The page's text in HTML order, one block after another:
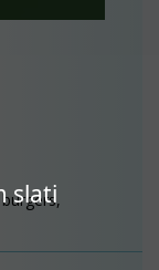
slati